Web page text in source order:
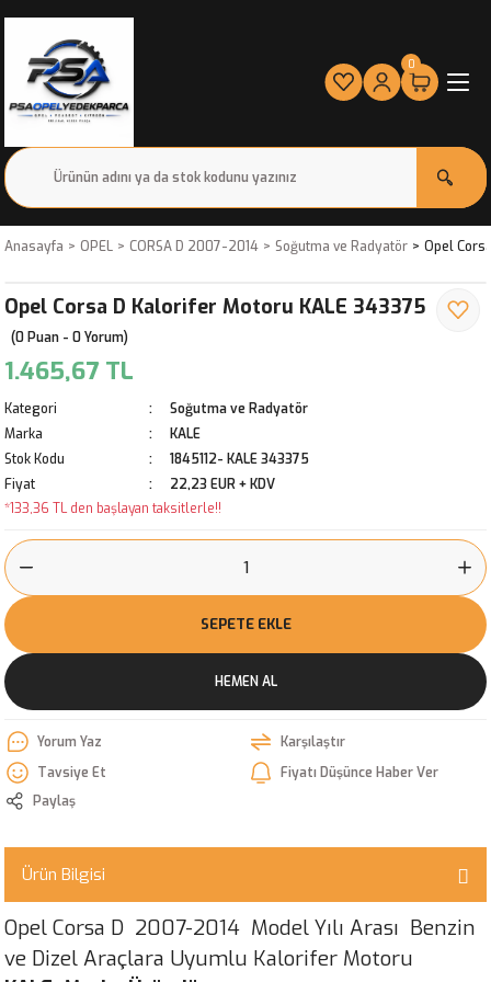
0
Anasayfa OPEL CORSA D 2007-2014 Soğutma ve Radyatör Opel
Opel Corsa D Kalorifer Motoru KALE 343375
(0 Puan - 0 Yorum)
1.465,67 TL
Kategori
Soğutma ve Radyatör
Marka
KALE
Stok Kodu
1845112- KALE 343375
Fiyat
22,23 EUR + KDV
*133,36 TL den başlayan taksitlerle!!
SEPETE EKLE
HEMEN AL
Yorum Yaz
Karşılaştır
Tavsiye Et
Fiyatı Düşünce Haber Ver
Paylaş
Ürün Bilgisi
Opel Corsa D 2007-2014 Model Yılı Arası Benzin
ve Dizel Araçlara Uyumlu Kalorifer Motoru